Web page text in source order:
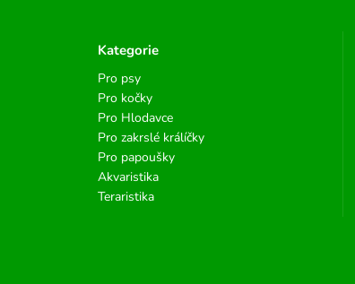
Kategorie
Pro psy
Pro kočky
Pro Hlodavce
Pro zakrslé králíčky
Pro papoušky
Akvaristika
Teraristika